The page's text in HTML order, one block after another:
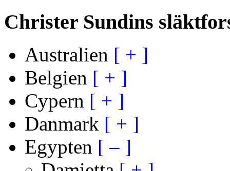
Christer Sundins
Australien [ + ]
Belgien [ + ]
Cypern [ + ]
Danmark [ + ]
Egypten [ – ]